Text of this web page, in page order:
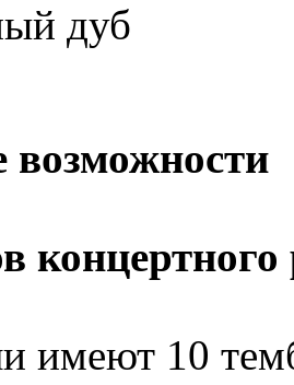
дуб
концертного
имеют 10